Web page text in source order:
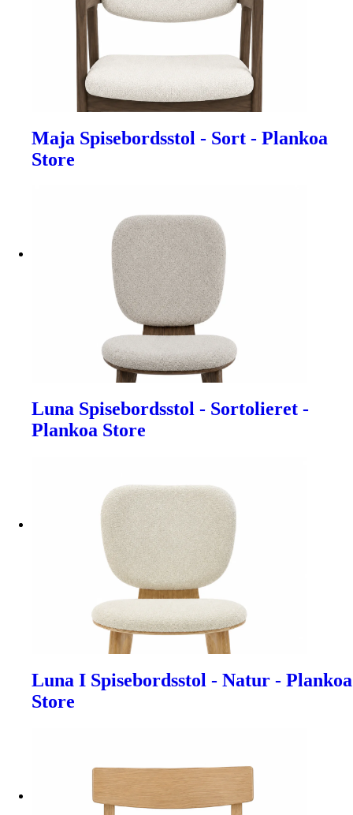
Maja Spisebordsstol - Sort - Plankoa
Store
Luna Spisebordsstol - Sortolieret -
Plankoa Store
Luna I Spisebordsstol - Natur - Plankoa
Store